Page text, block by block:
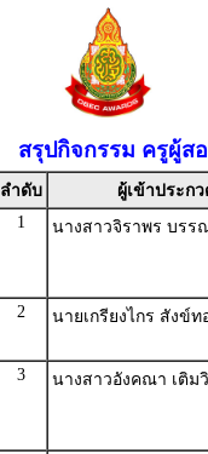
สรุปกิจกรรม ครูผู้ส
ลำดับ ผู้เข้าประก
1
นางสาวจิราพร บรร
2 นายเกรียงไกร สังข์ท
3 นางสาวอังคณา เติม